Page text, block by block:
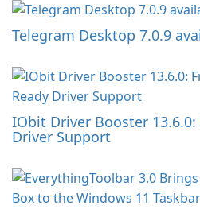
Telegram Desktop 7.0.9
IObit Driver Booster 13.6.0:
Driver Support